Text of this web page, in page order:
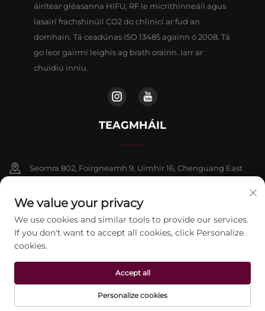
áirítear gléasanna HIFU, RF le micrithinneáil agus
lasairí frachshinúil CO2 do chlinicí ar fud an
domhain. Tá ceadúnas ISO 13485 againn ó 2008. Tá
go leor gairmí leighis ag brath orainn. Iarr ar
chuidiú inniu.
TEAGMHÁIL
Seomra 802, Foirgneamh 9, Uimhir 16, Chenguang East
+86-13911459627
[email protected]
Ceart chun chóipcheart © 2026 Beijing Jontelaser Technology
CO.,LTD. Cuireadh ar fáil gach ceart. Beartas Príobháideachta
We value your privacy
We use cookies and similar tools to provide our services.
If you don't want to accept all cookies, click Personalize
cookies.
Personalize cookies
Accept all